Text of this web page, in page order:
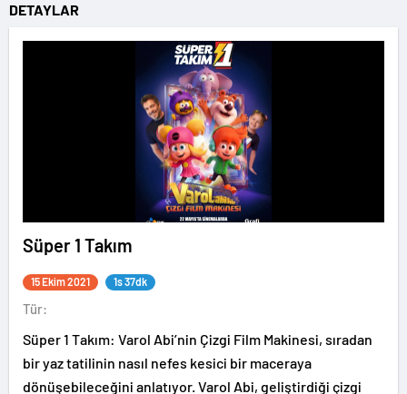
DETAYLAR
Süper 1 Takım
15 Ekim 2021 1s 37dk
Tür:
Süper 1 Takım: Varol Abi’nin Çizgi Film Makinesi, sıradan
bir yaz tatilinin nasıl nefes kesici bir maceraya
dönüşebileceğini anlatıyor. Varol Abi, geliştirdiği çizgi